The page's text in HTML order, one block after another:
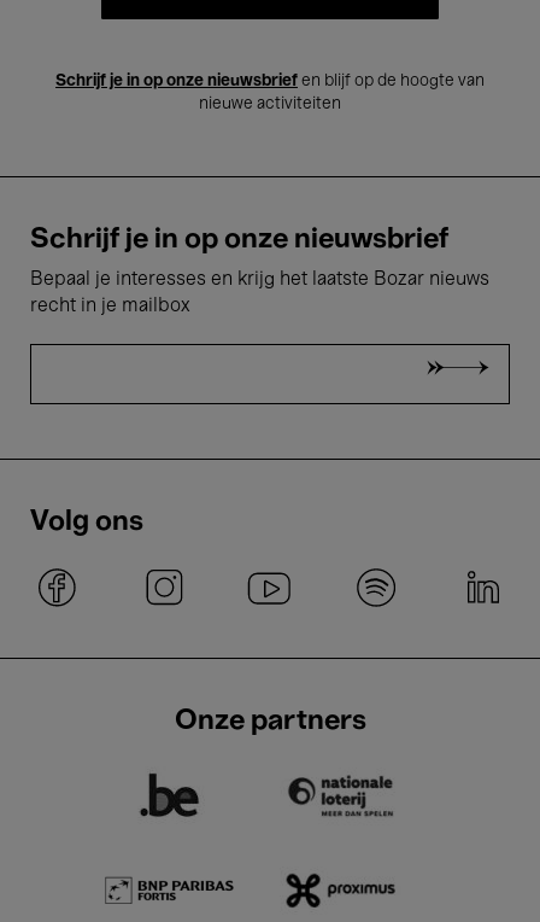
Schrijf je in op onze nieuwsbrief en blijf op de hoogte van
nieuwe activiteiten
Schrijf je in op onze nieuwsbrief
Bepaal je interesses en krijg het laatste Bozar nieuws
recht in je mailbox
Volg ons
Onze partners